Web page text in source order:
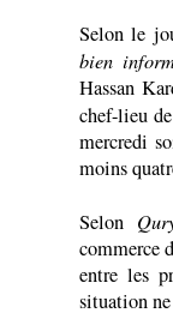
Selon le
bien
Hassan
chef-lieu
mercredi
moins
Selon
commerce
entre les
situation ne